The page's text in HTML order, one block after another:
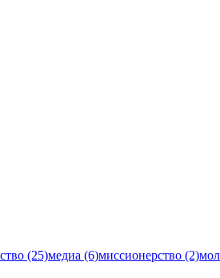
(25)медиа (6)миссионерство (2)